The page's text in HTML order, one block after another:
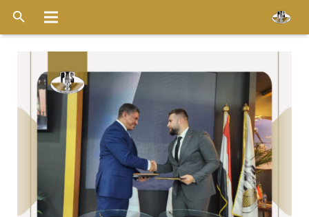
الرئيسية
عن الشركة
خدماتنا
الاسطول
قواعد التشغيل
ميديا